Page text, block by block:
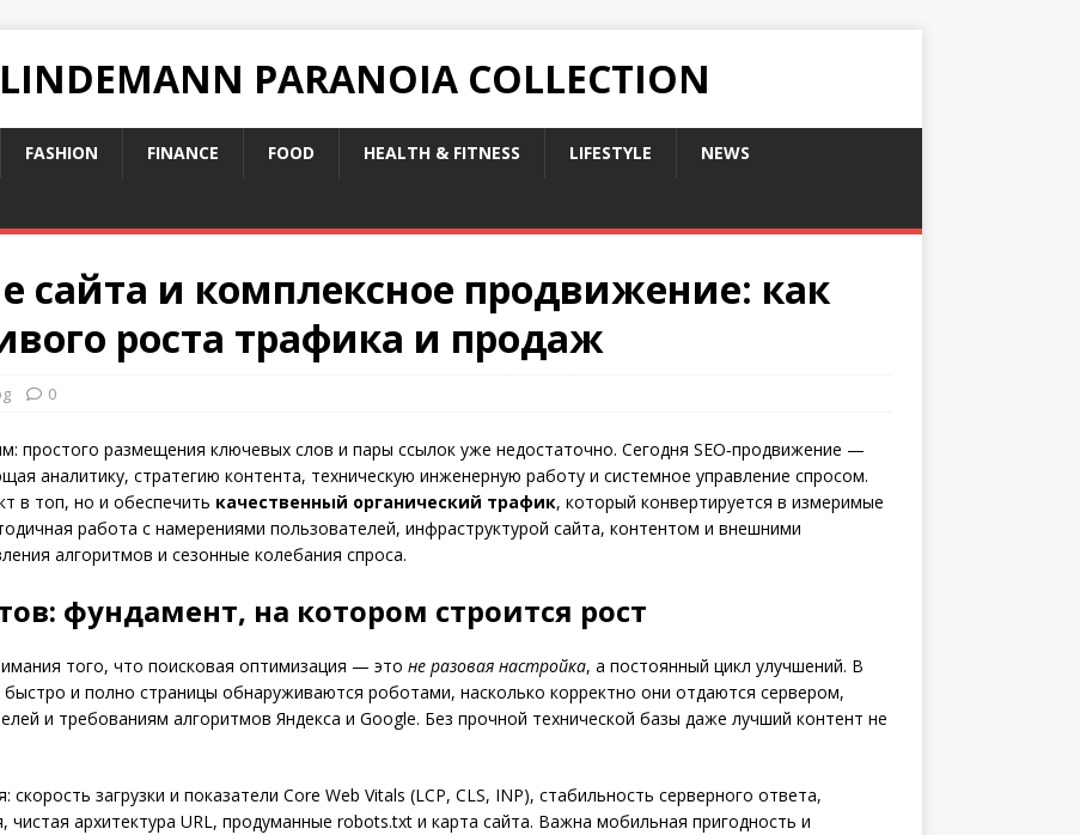
PARANOIA COLLECTION
FASHION FINANCE FOOD HEALTH & FITNESS LIFESTYLE NEWS
сайта и комплексное продвижение: как
роста трафика и продаж
0
простого размещения ключевых слов и пары ссылок уже недостаточно. Сегодня SEO‑продвижение —
аналитику, стратегию контента, техническую инженерную работу и системное управление спросом.
в топ, но и обеспечить качественный органический трафик, который конвертируется в измеримые
работа с намерениями пользователей, инфраструктурой сайта, контентом и внешними
алгоритмов и сезонные колебания спроса.
фундамент, на котором строится рост
того, что поисковая оптимизация — это не разовая настройка, а постоянный цикл улучшений. В
быстро и полно страницы обнаруживаются роботами, насколько корректно они отдаются сервером,
и требованиям алгоритмов Яндекса и Google. Без прочной технической базы даже лучший контент не
загрузки и показатели Core Web Vitals (LCP, CLS, INP), стабильность серверного ответа,
чистая архитектура URL, продуманные robots.txt и карта сайта. Важна мобильная пригодность и